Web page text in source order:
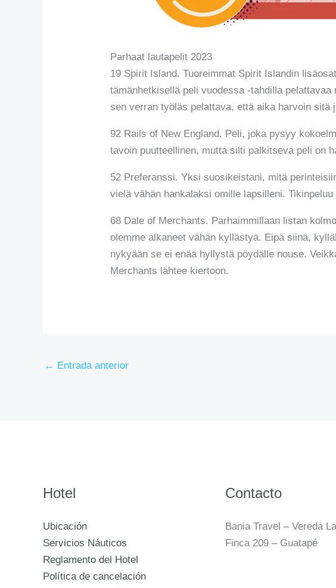
Parhaat lautapelit 2023
19 Spirit Island. Tuoreimmat Spirit Islandin
tämänhetkisellä peli vuodessa -tahdilla
sen verran työläs pelattava, että aika harvoin sitä
92 Rails of New England. Peli, joka pysyy
tavoin puutteellinen, mutta silti palkitseva peli on
52 Preferanssi. Yksi suosikeistani, mitä
vielä vähän hankalaksi omille lapsilleni.
68 Dale of Merchants. Parhaimmillaan listan
olemme alkaneet vähän kyllästyä. Eipä siinä,
nykyään se ei enää hyllystä pöydälle nouse.
Merchants lähtee kiertoon.
← Entrada anterior
Hotel
Ubicación
Servicios Náuticos
Reglamento del Hotel
Política de cancelación
Contacto
Bania Travel – Vereda
Finca 209 – Guatapé